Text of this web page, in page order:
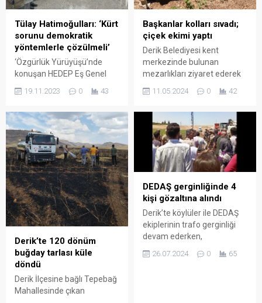
Tülay Hatimoğulları: ‘Kürt
sorunu demokratik
yöntemlerle çözülmeli’
‘Özgürlük Yürüyüşü’nde
konuşan HEDEP Eş Genel
Kürt sorunu ve tecride dair,
yollarla çözmenin formülü
üzerinde çalışalım” dedi.
19.11.2023 0 43
Başkanlar kolları sıvadı;
çiçek ekimi yaptı
Derik Belediyesi kent
merkezinde bulunan
mezarlıkları ziyaret ederek
mezarlıklarda çiçek ekimi
çalışmalarına eşbaşkanlar
da katıldı.
11.05.2024 0 42
Derik’te 120 dönüm
buğday tarlası küle
döndü
Derik İlçesine bağlı Tepebağ
Mahallesinde çıkan
DEDAŞ gerginliğinde 4
kişi gözaltına alındı
Derik’te köylüler ile DEDAŞ
ekiplerinin trafo gerginliği
devam ederken,
müdahale ettiği köylülerden
26.07.2024 0 65